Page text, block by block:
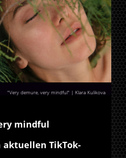
"Very demure, very mindful" | Klara Kulikova
mindful
aktuellen TikTok-